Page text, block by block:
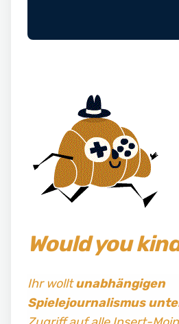
Would you
Ihr wolltunabhängigen
Spielejournalismus